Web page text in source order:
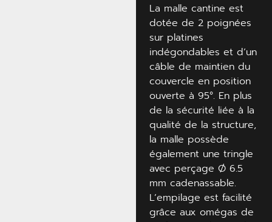
La malle cantine est
dotée de 2 poignées
sur platines
indégondables et d’un
câble de maintien du
couvercle en position
ouverte à 95°. En plus
de la sécurité liée à la
qualité de la structure,
la malle possède
également une tringle
avec perçage Ø 6.5
mm cadenassable.
L’empilage est facilité
grâce aux omégas de